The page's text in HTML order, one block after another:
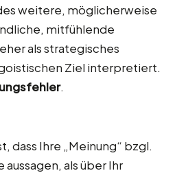
weitere, möglicherweise
mitfühlende
als strategisches
Ziel interpretiert.
.
dass Ihre „Meinung“ bzgl.
als über Ihr